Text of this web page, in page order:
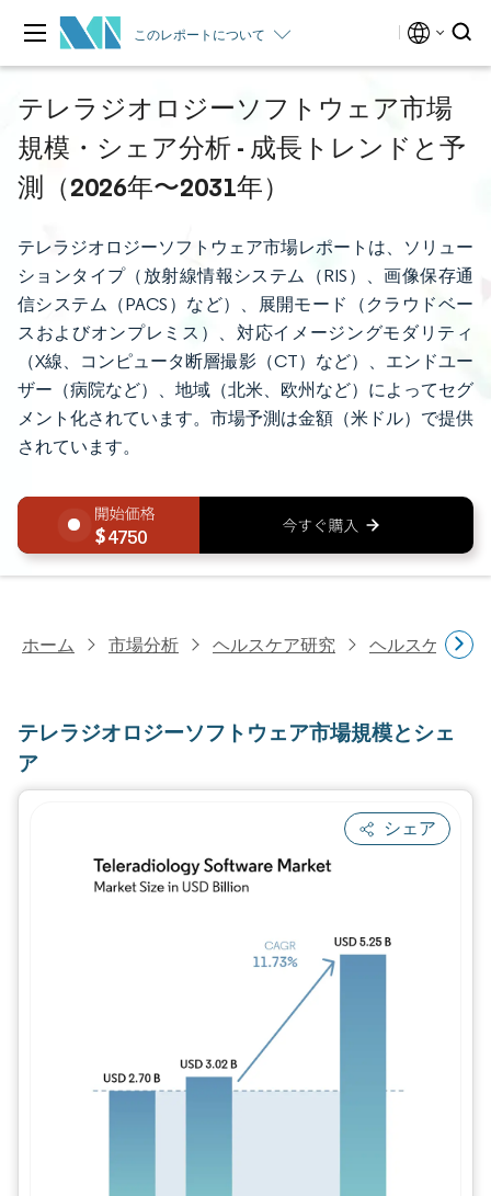
このレポートについて
テレラジオロジーソフトウェア市場
規模・シェア分析 - 成長トレンドと予
測（2026年〜2031年）
テレラジオロジーソフトウェア市場レポートは、ソリュー
ションタイプ（放射線情報システム（RIS）、画像保存通
信システム（PACS）など）、展開モード（クラウドベー
スおよびオンプレミス）、対応イメージングモダリティ
（X線、コンピュータ断層撮影（CT）など）、エンドユー
ザー（病院など）、地域（北米、欧州など）によってセグ
メント化されています。市場予測は金額（米ドル）で提供
されています。
4750
ホーム 市場分析 ヘルスケア研究 ヘルスケアIT
テレラジオロジーソフトウェア市場規模とシェ
ア
シェア
画像 © Mordor Intelligence。再利用には